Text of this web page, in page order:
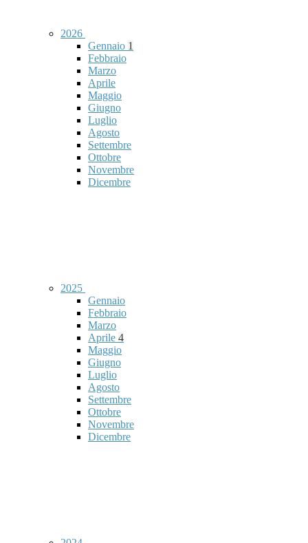
2026
Gennaio 1
Febbraio
Marzo
Aprile
Maggio
Giugno
Luglio
Agosto
Settembre
Ottobre
Novembre
Dicembre
2025
Gennaio
Febbraio
Marzo
Aprile 4
Maggio
Giugno
Luglio
Agosto
Settembre
Ottobre
Novembre
Dicembre